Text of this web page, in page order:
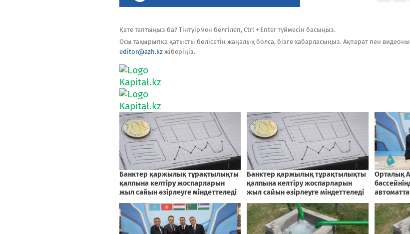
Қате таптыңыз ба? Тінтуірмен белгілеп, Ctrl + Enter түймесін басыңыз.
Осы тақырыпқа қатысты бөлісетін жаңалық болса, бізге хабарласыңыз. Ақпарат пен видеоны
editor@azh.kz жіберіңіз.